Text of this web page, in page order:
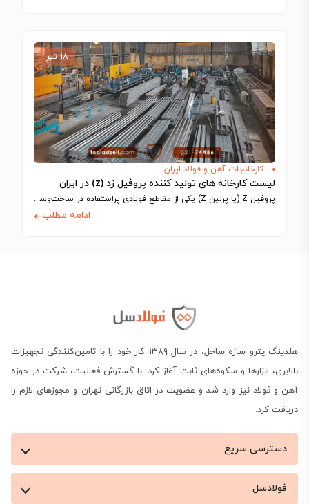
۱۸ تیر
کارخانجات آهن و فولاد ایران
لیست کارخانه های تولید کننده پروفیل زد (z) در ایران
پروفیل Z (یا پرلین Z) یکی از مقاطع فولادی پراستفاده در ساخت‌وساز سوله‌ها و…
ادامه مطلب
هلدینگ پترو سازه ساحل، در سال ۱۳۸۹ کار خود را با تامین‌کنندگی تجهیزات
بالابری، ابزارها و سکوه‌های ثابت آغاز کرد. با گسترش فعالیت، شرکت در حوزه
آهن و فولاد نیز وارد شد و عضویت در اتاق بازرگانی تهران و مجوزهای لازم را
دریافت کرد.
دسترسی سریع
فولادسل